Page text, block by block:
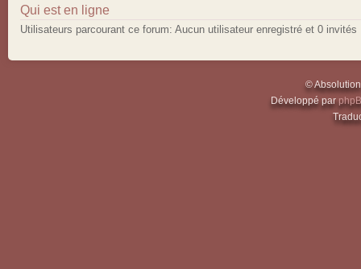
Qui est en ligne
Utilisateurs parcourant ce forum: Aucun utilisateur enregistré et 0 invités
©
Développé par